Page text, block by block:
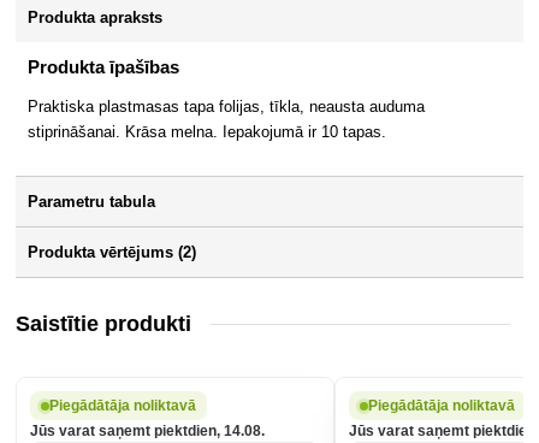
Produkta apraksts
Produkta īpašības
Praktiska plastmasas tapa folijas, tīkla, neausta auduma
stiprināšanai. Krāsa melna. Iepakojumā ir 10 tapas.
Parametru tabula
Produkta vērtējums (2)
Saistītie produkti
Piegādātāja noliktavā
Jūs varat saņemt piektdien, 14.08.
Piegādātāja noliktavā
Jūs varat saņemt